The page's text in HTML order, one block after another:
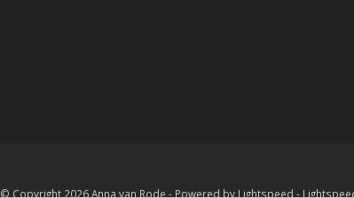
© Copyright 2026 Anna van Rode - Powered by Lightspeed -